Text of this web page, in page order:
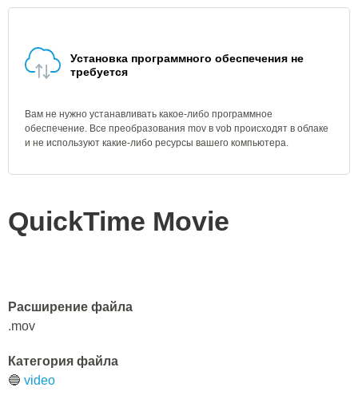
Установка программного обеспечения не
требуется
Вам не нужно устанавливать какое-либо программное
обеспечение. Все преобразования mov в vob происходят в облаке
и не используют какие-либо ресурсы вашего компьютера.
QuickTime Movie
Расширение файла
.mov
Категория файла
🔵 video